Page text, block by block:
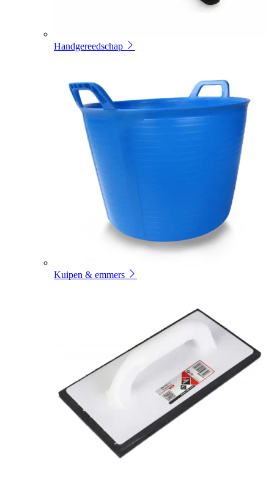
Handgereedschap
Kuipen & emmers